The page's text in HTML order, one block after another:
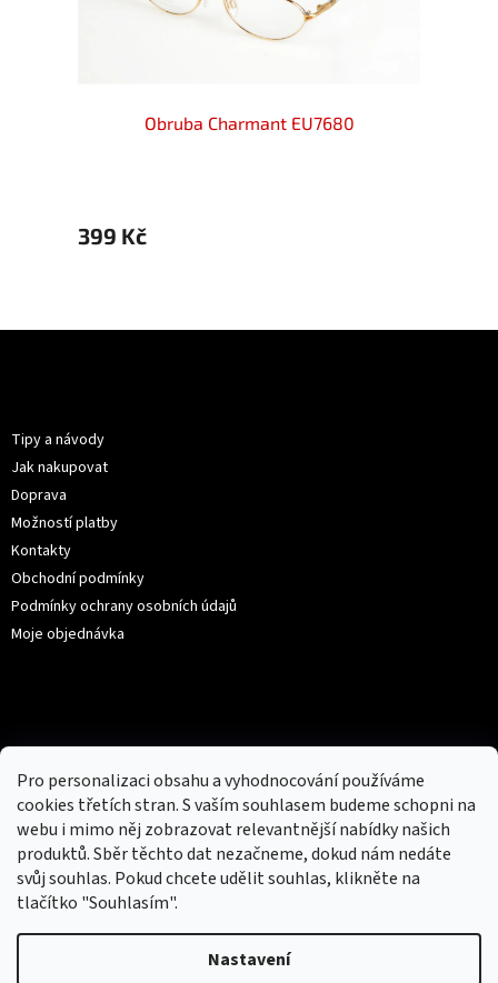
Pro personalizaci obsahu a vyhodnocování používáme
cookies třetích stran. S vaším souhlasem budeme schopni na
webu i mimo něj zobrazovat relevantnější nabídky našich
produktů. Sběr těchto dat nezačneme, dokud nám nedáte
svůj souhlas. Pokud chcete udělit souhlas, klikněte na
tlačítko "Souhlasím".
Nastavení
Obruba Charmant EU7680
399 Kč
Tipy a návody
Jak nakupovat
Doprava
Možností platby
Kontakty
Obchodní podmínky
Podmínky ochrany osobních údajů
Moje objednávka
+420 776 222 271 (9:00-16:30)
Facebook